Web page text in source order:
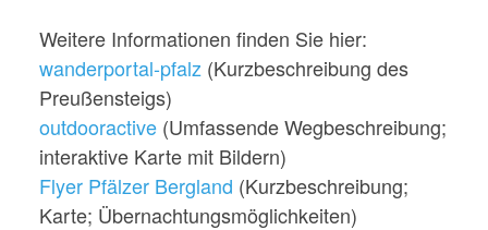
Weitere Informationen finden Sie hier:
wanderportal-pfalz (Kurzbeschreibung des
Preußensteigs)
outdooractive(Umfassende Wegbeschreibung;
interaktive Karte mit Bildern)
Flyer Pfälzer Bergland (Kurzbeschreibung;
Karte; Übernachtungsmöglichkeiten)